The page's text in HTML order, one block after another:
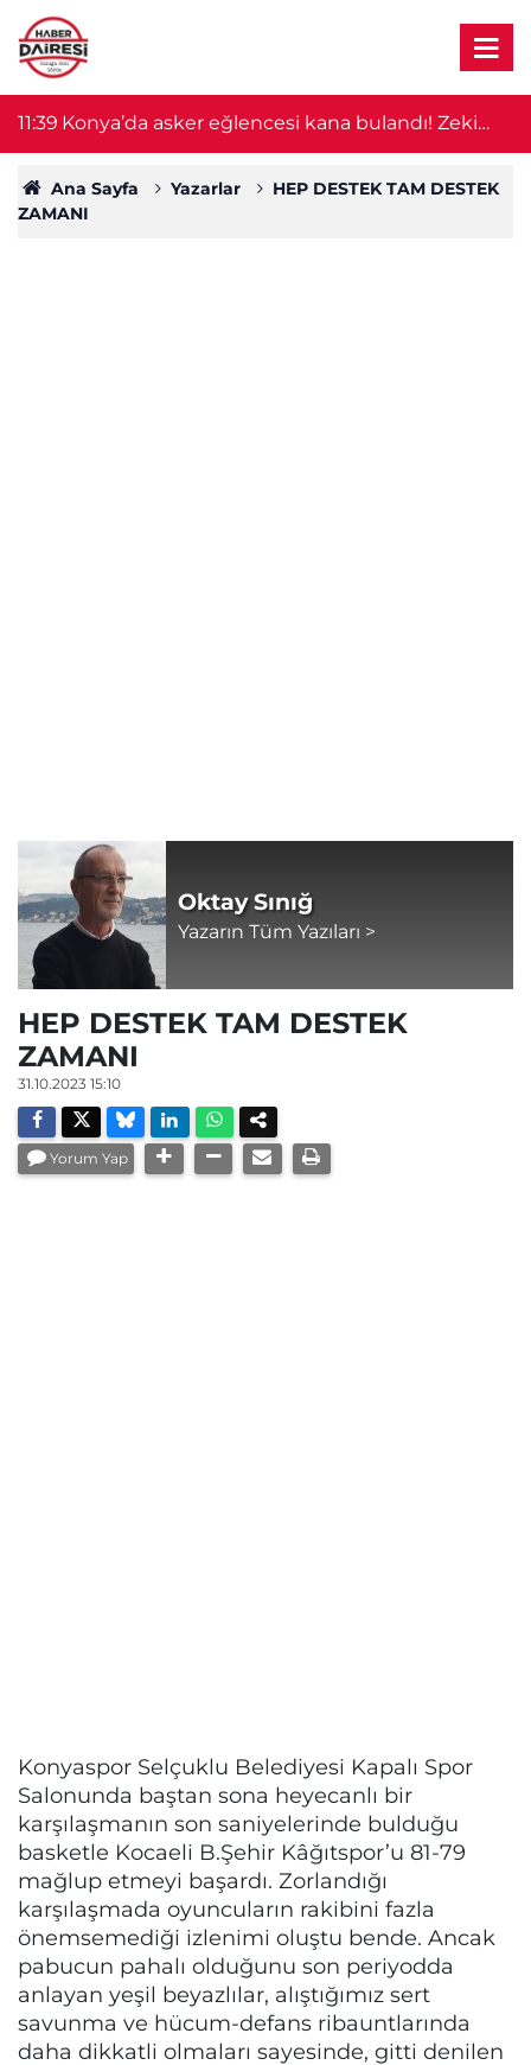
11:31 PMYO'ya 3 bin 250 öğrenci alınacak! Başvurular
bugün başladı
Ana Sayfa Yazarlar
HEP DESTEK TAM DESTEK
ZAMANI
Oktay Sınığ
Yazarın Tüm Yazıları >
HEP DESTEK TAM DESTEK
ZAMANI
31.10.2023 15:10
Yorum Yap
Konyaspor Selçuklu Belediyesi Kapalı Spor
Salonunda baştan sona heyecanlı bir
karşılaşmanın son saniyelerinde bulduğu
basketle Kocaeli B.Şehir Kâğıtspor’u 81-79
mağlup etmeyi başardı. Zorlandığı
karşılaşmada oyuncuların rakibini fazla
önemsemediği izlenimi oluştu bende. Ancak
pabucun pahalı olduğunu son periyodda
anlayan yeşil beyazlılar, alıştığımız sert
savunma ve hücum-defans ribauntlarında
daha dikkatli olmaları sayesinde, gitti denilen